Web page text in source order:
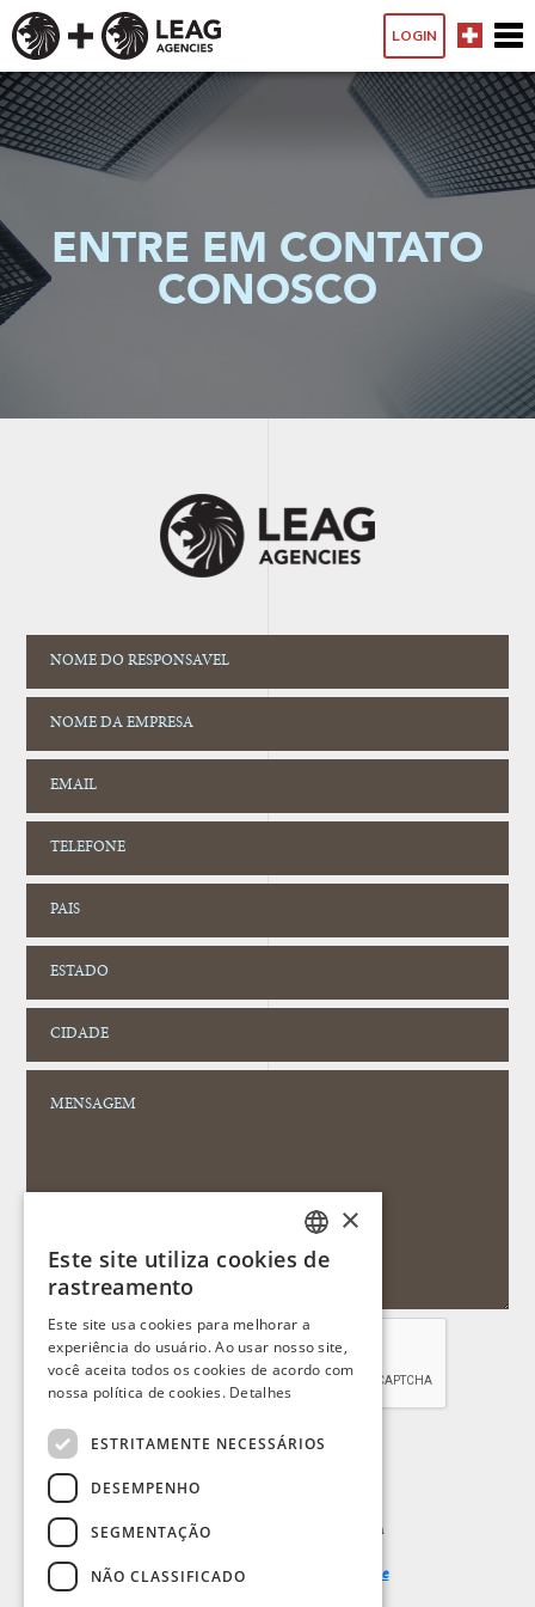
LOGIN
ENTRE EM CONTATO
CONOSCO
ENVIAR
Ao clicar no botão acima você aceita
Termos de Usoe Aviso de Privacidade
PORTUGUESE
SPANISH
FRENCH
×
Este site utiliza cookies de
rastreamento
Este site usa cookies para melhorar a
experiência do usuário. Ao usar nosso site,
você aceita todos os cookies de acordo com
nossa política de cookies. Detalhes
ESTRITAMENTE NECESSÁRIOS
DESEMPENHO
SEGMENTAÇÃO
NÃO CLASSIFICADO